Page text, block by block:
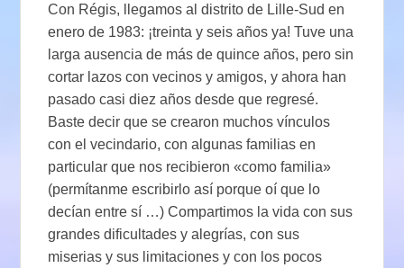
Con Régis, llegamos al distrito de Lille-Sud en
enero de 1983: ¡treinta y seis años ya! Tuve una
larga ausencia de más de quince años, pero sin
cortar lazos con vecinos y amigos, y ahora han
pasado casi diez años desde que regresé.
Baste decir que se crearon muchos vínculos
con el vecindario, con algunas familias en
particular que nos recibieron «como familia»
(permítanme escribirlo así porque oí que lo
decían entre sí …) Compartimos la vida con sus
grandes dificultades y alegrías, con sus
miserias y sus limitaciones y con los pocos